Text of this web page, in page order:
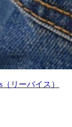
リーバイス）